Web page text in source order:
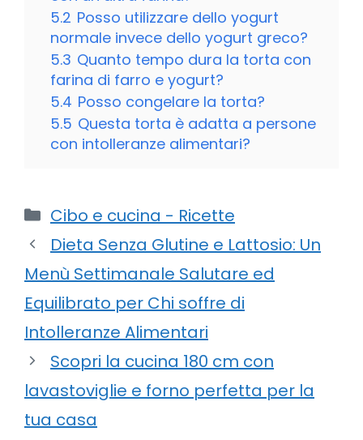
5.2 Posso utilizzare dello yogurt
normale invece dello yogurt greco?
5.3 Quanto tempo dura la torta con
farina di farro e yogurt?
5.4 Posso congelare la torta?
5.5 Questa torta è adatta a persone
con intolleranze alimentari?
Categorie
Cibo e cucina - Ricette
Dieta Senza Glutine e Lattosio: Un
Menù Settimanale Salutare ed
Equilibrato per Chi soffre di
Intolleranze Alimentari
Scopri la cucina 180 cm con
lavastoviglie e forno perfetta per la
tua casa